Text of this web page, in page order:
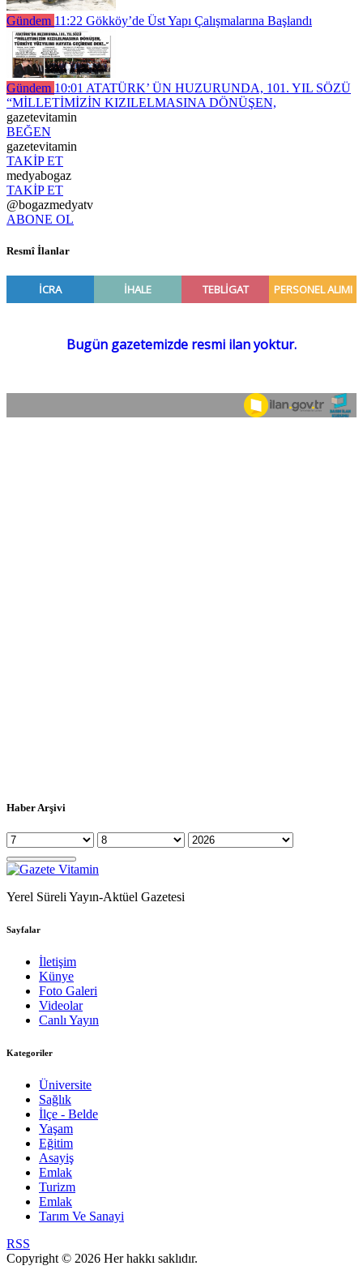
Gündem 11:22 Gökköy’de Üst Yapı Çalışmalarına Başlandı
Gündem 10:01 ATATÜRK’ ÜN HUZURUNDA, 101. YIL SÖZÜ
“MİLLETİMİZİN KIZILELMASINA DÖNÜŞEN,
gazetevitamin
BEĞEN
gazetevitamin
TAKİP ET
medyabogaz
TAKİP ET
@bogazmedyatv
ABONE OL
Resmî İlanlar
Haber Arşivi
Yerel Süreli Yayın-Aktüel Gazetesi
Sayfalar
İletişim
Künye
Foto Galeri
Videolar
Canlı Yayın
Kategoriler
Üniversite
Sağlık
İlçe - Belde
Yaşam
Eğitim
Asayiş
Emlak
Turizm
Emlak
Tarım Ve Sanayi
RSS
Copyright © 2026 Her hakkı saklıdır.